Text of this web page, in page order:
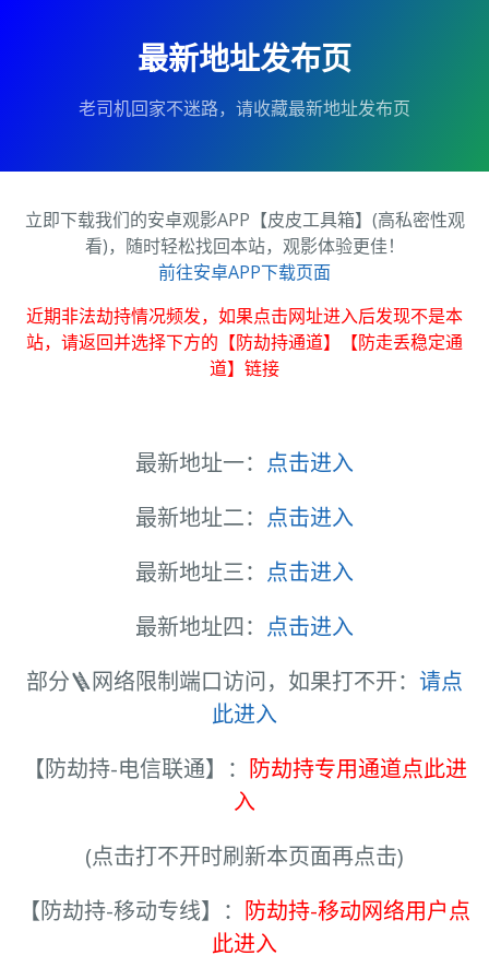
最新地址发布页
老司机回家不迷路，请收藏最新地址发布页
立即下载我们的安卓观影APP【皮皮工具箱】(高私密性观
看)，随时轻松找回本站，观影体验更佳！
前往安卓APP下载页面
近期非法劫持情况频发，如果点击网址进入后发现不是本
站，请返回并选择下方的【防劫持通道】【防走丢稳定通
道】链接
最新地址一： 点击进入
最新地址二： 点击进入
最新地址三： 点击进入
最新地址四： 点击进入
部分🪜网络限制端口访问，如果打不开： 请点
此进入
【防劫持-电信联通】： 防劫持专用通道点此进
入
(点击打不开时刷新本页面再点击)
【防劫持-移动专线】： 防劫持-移动网络用户点
此进入